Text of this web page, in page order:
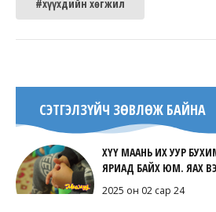
#хүүхдийн хөгжил
СЭТГЭЛЗҮЙЧ ЗӨВЛӨЖ БАЙНА
ХҮҮ МААНЬ ИХ УУР
ЯРИАД БАЙХ ЮМ. ЯАХ
2025 он 02 сар 24